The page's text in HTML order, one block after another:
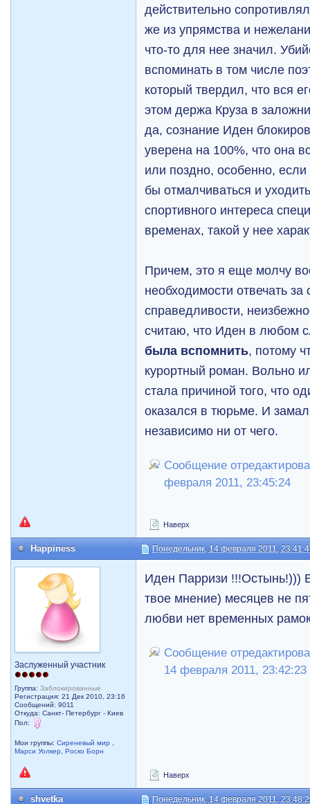
действительно
же из упрямства и
что-то для нее значил.
вспоминать в том числе
который твердил, что вся
этом держа Круза в
да, сознание Иден
уверена на 100%, что она
или поздно, особенно,
бы отмалчиваться и
спортивного интереса
временах, такой у нее
Причем, это я еще молчу
необходимости отвечать за
справедливости,
считаю, что Иден в любом
была вспомнить, потому
курортный роман. Вольно
стала причиной того, что
оказался в тюрьме. И
независимо ни от чего.
Сообщение
февраля 2011, 23:45:24
Наверх
Happiness Понедельник, 14 февраля 2011,
Заслуженный участник
Группа:Заблокированные
Регистрация: 21 Дек 2010, 23:16
Сообщений: 9011
Откуда: Санкт- Петербург - Киев
Пол:
Мои группы:Сиреневый мир
Марси Уолкер
,Роско Борн
Иден Парризи !!!Остынь!)))
твое мнение) месяцев не
любви нет временных
Сообщение
14 февраля 2011, 23:42:23
Наверх
shvetka Понедельник, 14 февраля 2011,